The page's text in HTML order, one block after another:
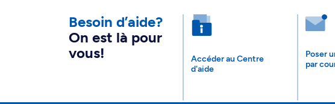
Besoin d’aide?
On est là pour
vous!
Accéder au Centre
d'aide
Poser
par